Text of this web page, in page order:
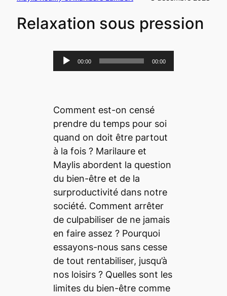
Relaxation sous pression
e
e
u
r
a
u
d
i
o
00:00 00:00
Comment est-on censé
prendre du temps pour soi
quand on doit être partout
à la fois ? Marilaure et
Maylis abordent la question
du bien-être et de la
surproductivité dans notre
société. Comment arrêter
de culpabiliser de ne jamais
en faire assez ? Pourquoi
essayons-nous sans cesse
de tout rentabiliser, jusqu’à
nos loisirs ? Quelles sont les
limites du bien-être comme